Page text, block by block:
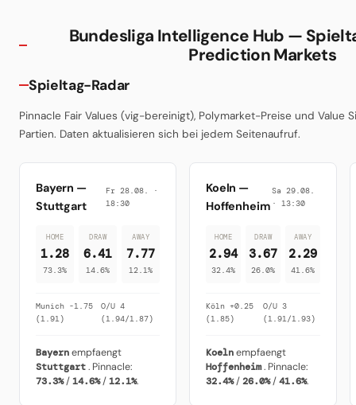
Bundesliga Intelligence Hub —
Prediction Markets
Spieltag-Radar
Pinnacle Fair Values (vig-bereinigt), Polymarket-Preise und Value
Partien. Daten aktualisieren sich bei jedem Seitenaufruf.
Bayern —
Stuttgart
Fr 28.08. ·
18:30
HOME
1.28
73.3%
DRAW
6.41
14.6%
AWAY
7.77
12.1%
Munich -1.75
(1.91)
O/U 4
(1.94/1.87)
Bayernempfaengt
Stuttgart. Pinnacle:
73.3%/14.6%/12.1%.
Koeln —
Hoffenheim
Sa 29.08.
· 13:30
HOME
2.94
32.4%
DRAW
3.67
26.0%
AWAY
2.29
41.6%
Köln +0.25
(1.85)
O/U 3
(1.91/1.93)
Koelnempfaengt
Hoffenheim. Pinnacle:
32.4%/26.0%/41.6%.